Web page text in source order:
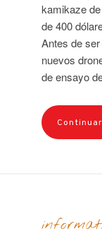
kamikaze
de 400
Antes de
nuevos
de ensayo